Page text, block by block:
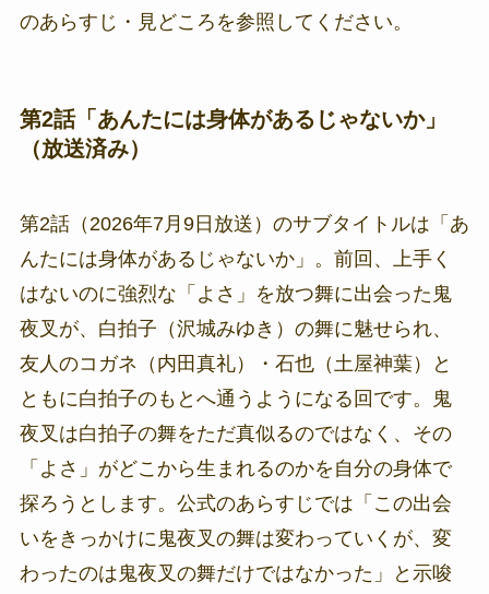
のあらすじ・見どころを参照してください。
第2話「あんたには身体があるじゃないか」
（放送済み）
第2話（2026年7月9日放送）のサブタイトルは「あ
んたには身体があるじゃないか」。前回、上手く
はないのに強烈な「よさ」を放つ舞に出会った鬼
夜叉が、白拍子（沢城みゆき）の舞に魅せられ、
友人のコガネ（内田真礼）・石也（土屋神葉）と
ともに白拍子のもとへ通うようになる回です。鬼
夜叉は白拍子の舞をただ真似るのではなく、その
「よさ」がどこから生まれるのかを自分の身体で
探ろうとします。公式のあらすじでは「この出会
いをきっかけに鬼夜叉の舞は変わっていくが、変
わったのは鬼夜叉の舞だけではなかった」と示唆